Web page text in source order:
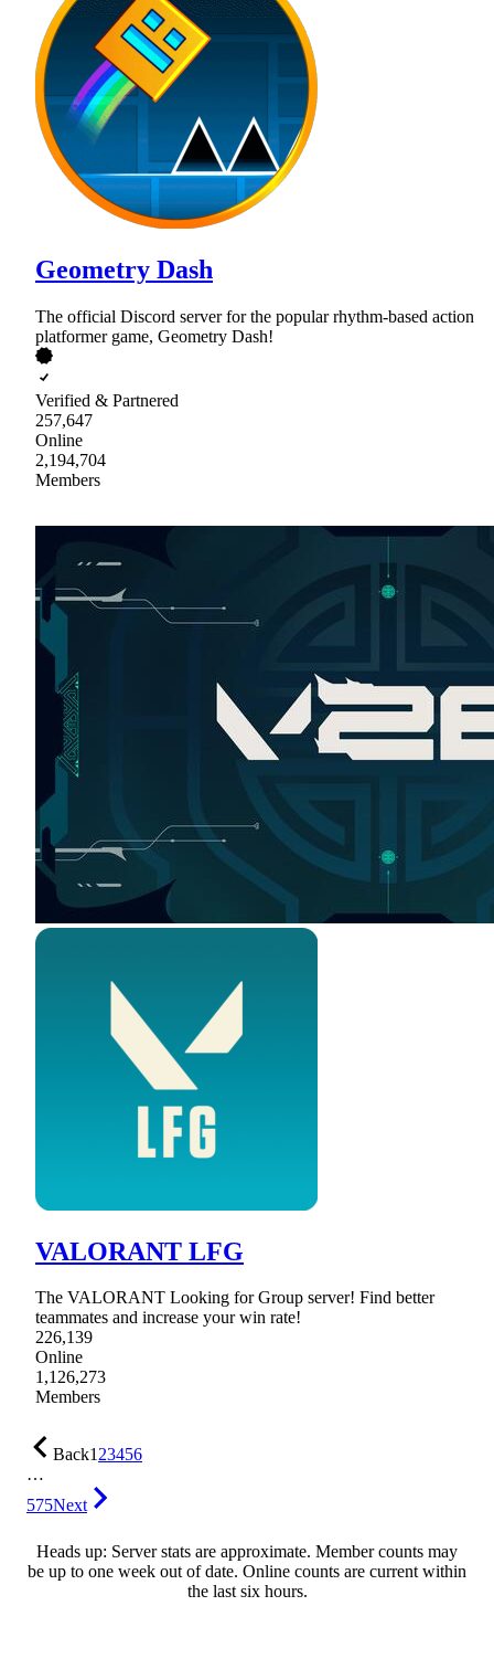
Geometry Dash
The official Discord server for the popular rhythm-based action
platformer game, Geometry Dash!
Verified & Partnered
257,647
Online
2,194,704
Members
VALORANT LFG
The VALORANT Looking for Group server! Find better
teammates and increase your win rate!
226,139
Online
1,126,273
Members
Back123456
…
575Next
Heads up: Server stats are approximate. Member counts may
be up to one week out of date. Online counts are current within
the last six hours.